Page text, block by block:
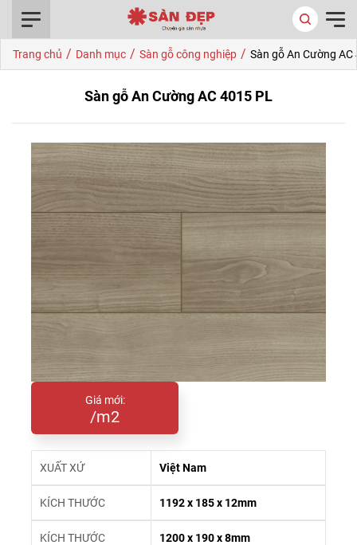
Trang chủ / Danh mục / Sàn gỗ công nghiệp / Sàn gỗ An Cường AC
Sàn gỗ An Cường AC 4015 PL
Giá mới:
/m2
XUẤT XỨ Việt Nam
KÍCH THƯỚC 1192 x 185 x 12mm
KÍCH THƯỚC 1200 x 190 x 8mm